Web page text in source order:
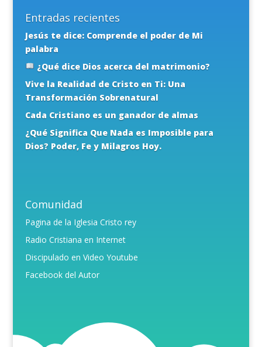
Entradas recientes
Jesús te dice: Comprende el poder de Mi
palabra
¿Qué dice Dios acerca del matrimonio?
Vive la Realidad de Cristo en Ti: Una
Transformación Sobrenatural
Cada Cristiano es un ganador de almas
¿Qué Significa Que Nada es Imposible para
Dios? Poder, Fe y Milagros Hoy.
Comunidad
Pagina de la Iglesia Cristo rey
Radio Cristiana en Internet
Discipulado en Video Youtube
Facebook del Autor